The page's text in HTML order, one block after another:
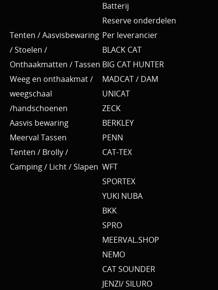
Batterij
Reserve onderdelen
Tenten / Aasvisbewaring
/ Stoelen /
Onthaakmatten / Tassen
Weeg en onthaakmat /
weegschaal
/handschoenen
Aasvis bewaring
Meerval Tassen
Tenten / Brolly /
Camping / Licht / Slapen
Per leverancier
BLACK CAT
BIG CAT HUNTER
MADCAT / DAM
UNICAT
ZECK
BERKLEY
PENN
CAT-TEX
WFT
SPORTEX
YUKI NUBA
BKK
SPRO
MEERVAL.SHOP
NEMO
CAT SOUNDER
JENZI/ SILURO